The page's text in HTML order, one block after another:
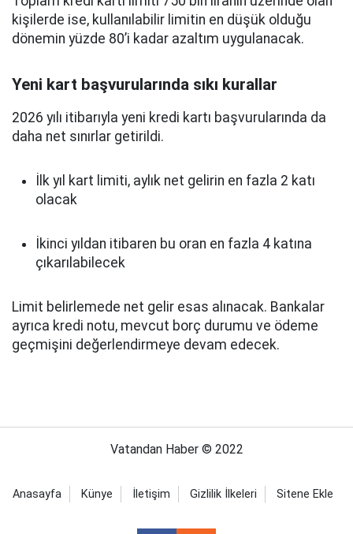
kişilerde ise, kullanılabilir limitin en düşük olduğu
dönemin yüzde 80’i kadar azaltım uygulanacak.
Yeni kart başvurularında sıkı kurallar
2026 yılı itibarıyla yeni kredi kartı başvurularında da
daha net sınırlar getirildi.
İlk yıl kart limiti, aylık net gelirin en fazla 2 katı
olacak
İkinci yıldan itibaren bu oran en fazla 4 katına
çıkarılabilecek
Limit belirlemede net gelir esas alınacak. Bankalar
ayrıca kredi notu, mevcut borç durumu ve ödeme
geçmişini değerlendirmeye devam edecek.
Vatandan Haber © 2022
Anasayfa Künye İletişim Gizlilik İlkeleri Sitene Ekle